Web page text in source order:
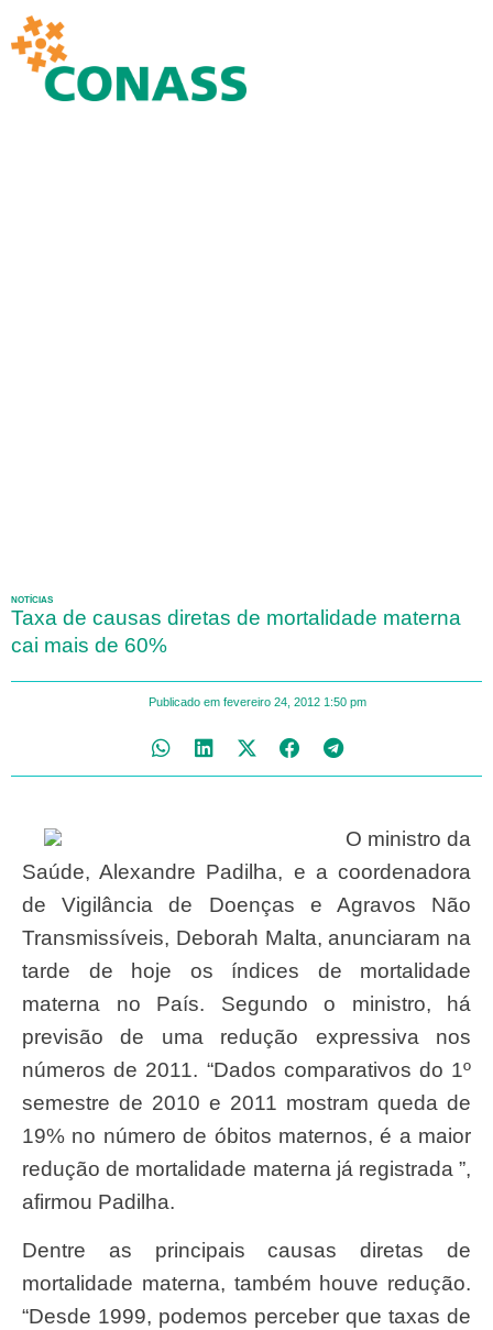
NOTÍCIAS
Taxa de causas diretas de mortalidade materna
cai mais de 60%
Publicado em fevereiro 24, 2012 1:50 pm
O ministro da
Saúde, Alexandre Padilha, e a coordenadora
de Vigilância de Doenças e Agravos Não
Transmissíveis, Deborah Malta, anunciaram na
tarde de hoje os índices de mortalidade
materna no País. Segundo o ministro, há
previsão de uma redução expressiva nos
números de 2011. “Dados comparativos do 1º
semestre de 2010 e 2011 mostram queda de
19% no número de óbitos maternos, é a maior
redução de mortalidade materna já registrada ”,
afirmou Padilha.
Dentre as principais causas diretas de
mortalidade materna, também houve redução.
“Desde 1999, podemos perceber que taxas de